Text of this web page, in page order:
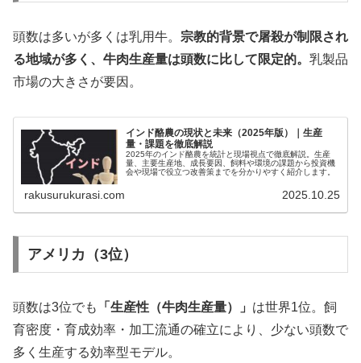
頭数は多いが多くは乳用牛。 宗教的背景で屠殺が制限され
る地域が多く、牛肉生産量は頭数に比して限定的。 乳製品
市場の大きさが要因。
インド酪農の現状と未来（2025年版）｜生産
量・課題を徹底解説
2025年のインド酪農を統計と現場視点で徹底解説。生産
量、主要生産地、成長要因、飼料や環境の課題から投資機
会や現場で役立つ改善策までを分かりやすく紹介します。
rakusurukurasi.com 2025.10.25
アメリカ（3位）
頭数は3位でも 「生産性（牛肉生産量）」 は世界1位。飼
育密度・育成効率・加工流通の確立により、少ない頭数で
多く生産する効率型モデル。